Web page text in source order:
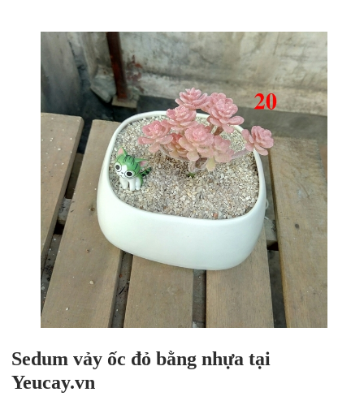
Sedum vảy ốc đỏ bằng nhựa tại
Yeucay.vn